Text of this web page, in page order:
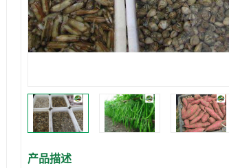
产品描述